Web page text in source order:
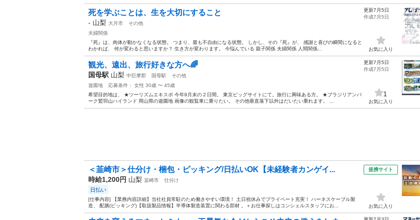
死を学ぶことは、生を大切にすること
- 山梨 大月市
その他
夫婦関係
『死』は、肉体が動かなくなる状態。 つまり、最も不自由になる状態。 しかし、その『死』が、 感謝と喜びの瞬間になると
わかれば、 何が変わると思いますか？ 生き方が変わります。 今悩んでいる 親子関係 夫婦関係 人間関係...
更新7月5日
作成7月5日
お気に入り
観光、遠出、旅行好きな方へ🌈
国母駅 山梨 中巨摩郡 国母駅
その他
遊園地
応募条件： 女性 30歳 〜 45歳
希望目的地は、 ★ツーリズムエキスポ 今年9月末の２日間。 東京ビッグサイトにて。旅行に興味ある方。 ★ブラジリアンパ
ーク鷲羽山ハイランド 岡山県の遊園地 画像の観覧車に乗りたい。 その他垂直落下以外はだいたい乗れます。 ...
更新7月5日
作成7月5日
1
お気に入り
＜韮崎市＞仕分け・梱包・ピッキング/日払いOK【未経験者カンゲイ...
時給1,200円 山梨 韮崎市 仕分け
日払い
[仕事内容] 【業務内容詳細】当社社員常駐のため働きやすい環境！ 土日祝休みでプライベート充実！ ハーネスケーブル製
造、 配膳(ピッキング)【取扱製品情報】半導体製造装置に関わる部材 。＋お仕事探しはコンシェルスタッフにお...
提携サイト
お気に入り